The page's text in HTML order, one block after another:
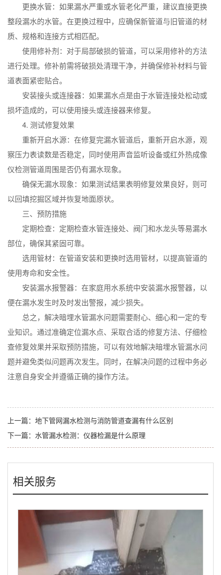
更换水管：如果漏水严重或水管老化严重，建议直接更换
整段漏水的水管。在更换过程中，应确保新管道与旧管道的材
质、规格和连接方式相匹配。
使用修补剂：对于局部破损的管道，可以采用修补的方法
进行处理。修补前需将破损处清理干净，并确保修补材料与管
道表面紧密贴合。
安装接头或连接器：如果漏水点是由于水管连接处松动或
损坏造成的，可以使用接头或连接器来修复。
4. 测试修复效果
重新开启水源：在修复完漏水管道后，重新开启水源，观
察压力表读数是否稳定，同时使用声音监听设备或红外热成像
仪检测管道周围是否仍有漏水现象。
确保无漏水现象：如果测试结果表明修复效果良好，则可
以回填挖掘区域并恢复地面原状。
三、预防措施
定期检查：定期检查水管连接处、阀门和水龙头等易漏水
部位，确保其紧固可靠。
选用管材：在管道安装和更换时选用管材，以提高管道的
使用寿命和安全性。
安装漏水报警器：在家庭用水系统中安装漏水报警器，以
便在漏水发生时及时发出警报，减少损失。
总之，解决暗埋水管漏水问题需要耐心、细心和一定的专
业知识。通过准确定位漏水点、采取合适的修复方法、仔细检
查修复效果并采取预防措施，可以有效地解决暗埋水管漏水问
题并避免类似问题再次发生。同时，在解决问题的过程中务必
注意自身安全并遵循正确的操作方法。
上一篇： 地下管网漏水检测与消防管道查漏有什么区别
下一篇： 水管漏水检测：仪器检漏是什么原理
相关服务